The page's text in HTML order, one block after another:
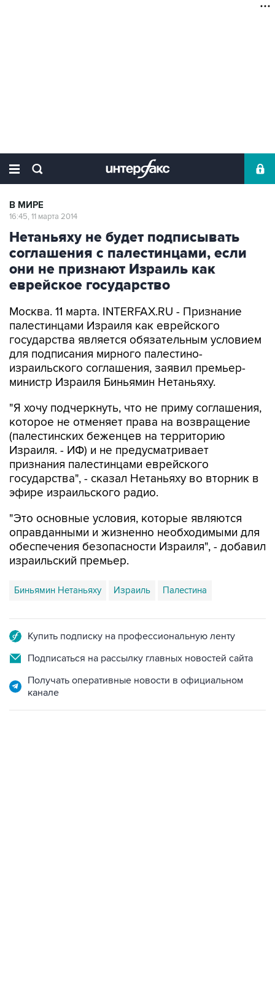
В МИРЕ
16:45, 11 марта 2014
Нетаньяху не будет подписывать
соглашения с палестинцами, если
они не признают Израиль как
еврейское государство
Москва. 11 марта. INTERFAX.RU - Признание
палестинцами Израиля как еврейского
государства является обязательным условием
для подписания мирного палестино-
израильского соглашения, заявил премьер-
министр Израиля Биньямин Нетаньяху.
"Я хочу подчеркнуть, что не приму соглашения,
которое не отменяет права на возвращение
(палестинских беженцев на территорию
Израиля. - ИФ) и не предусматривает
признания палестинцами еврейского
государства", - сказал Нетаньяху во вторник в
эфире израильского радио.
"Это основные условия, которые являются
оправданными и жизненно необходимыми для
обеспечения безопасности Израиля", - добавил
израильский премьер.
Биньямин Нетаньяху Израиль Палестина
Купить подписку на профессиональную ленту
Подписаться на рассылку главных новостей сайта
Получать оперативные новости в официальном
канале